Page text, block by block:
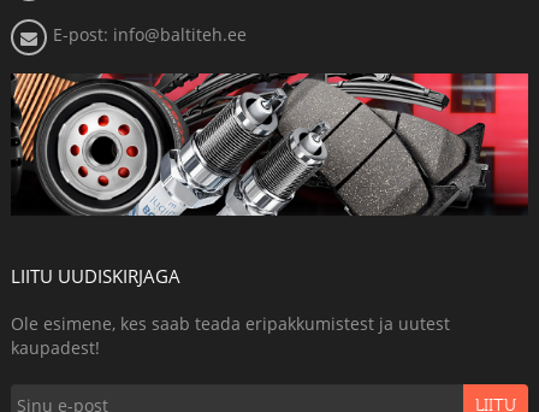
E-post: info@baltiteh.ee
LIITU UUDISKIRJAGA
Ole esimene, kes saab teada eripakkumistest ja uutest
kaupadest!
LIITU